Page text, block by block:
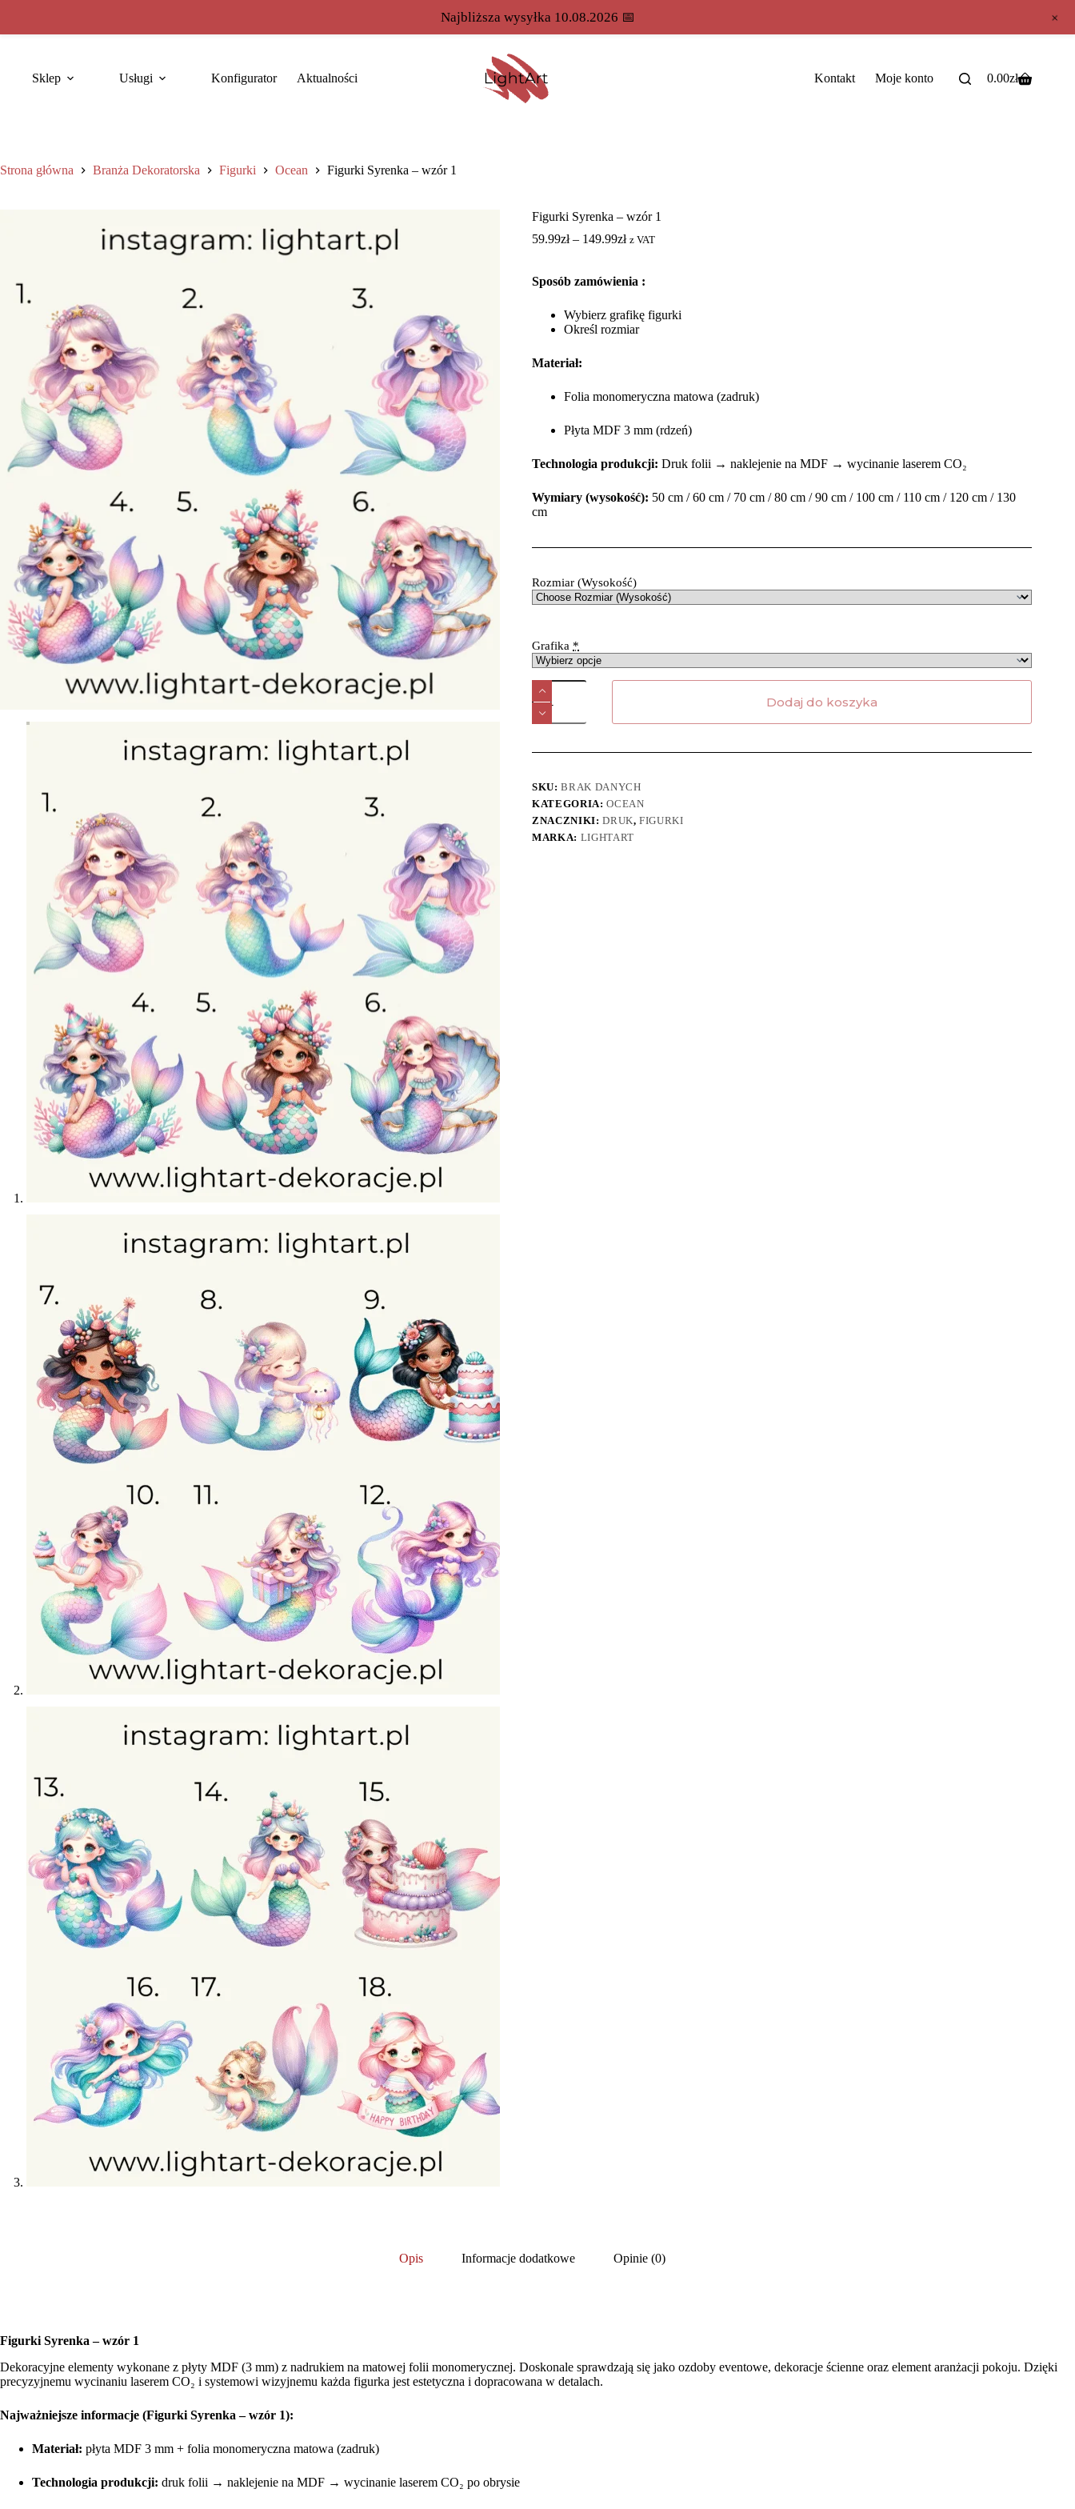
Sklep Usługi Konfigurator Aktualności Kontakt Moje konto 0.00zł
Strona główna Branża Dekoratorska Figurki Ocean Figurki Syrenka – wzór 1
Figurki Syrenka – wzór 1
59.99zł – 149.99zł z VAT
Sposób zamówienia :
Wybierz grafikę figurki
Określ rozmiar
Materiał:
Folia monomeryczna matowa (zadruk)
Płyta MDF 3 mm (rdzeń)
Technologia produkcji:Druk folii → naklejenie na MDF → wycinanie laserem CO₂
Wymiary (wysokość): 50 cm / 60 cm / 70 cm / 80 cm / 90 cm / 100 cm / 110 cm / 120 cm / 130
cm
Rozmiar (Wysokość)
Grafika *
Dodaj do koszyka
SKU:BRAK DANYCH
KATEGORIA:OCEAN
ZNACZNIKI:DRUK,FIGURKI
MARKA: LIGHTART
Opis Informacje dodatkowe Opinie (0)
Figurki Syrenka – wzór 1
Dekoracyjne elementy wykonane z płyty MDF (3 mm) z nadrukiem na matowej folii monomerycznej. Doskonale sprawdzają się jako ozdoby eventowe, dekoracje ścienne oraz element aranżacji pokoju. Dzięki
precyzyjnemu wycinaniu laserem CO₂ i systemowi wizyjnemu każda figurka jest estetyczna i dopracowana w detalach.
Najważniejsze informacje (Figurki Syrenka – wzór 1):
Materiał: płyta MDF 3 mm + folia monomeryczna matowa (zadruk)
Technologia produkcji: druk folii → naklejenie na MDF → wycinanie laserem CO₂ po obrysie
Najbliższa wysyłka 10.08.2026 📅 +